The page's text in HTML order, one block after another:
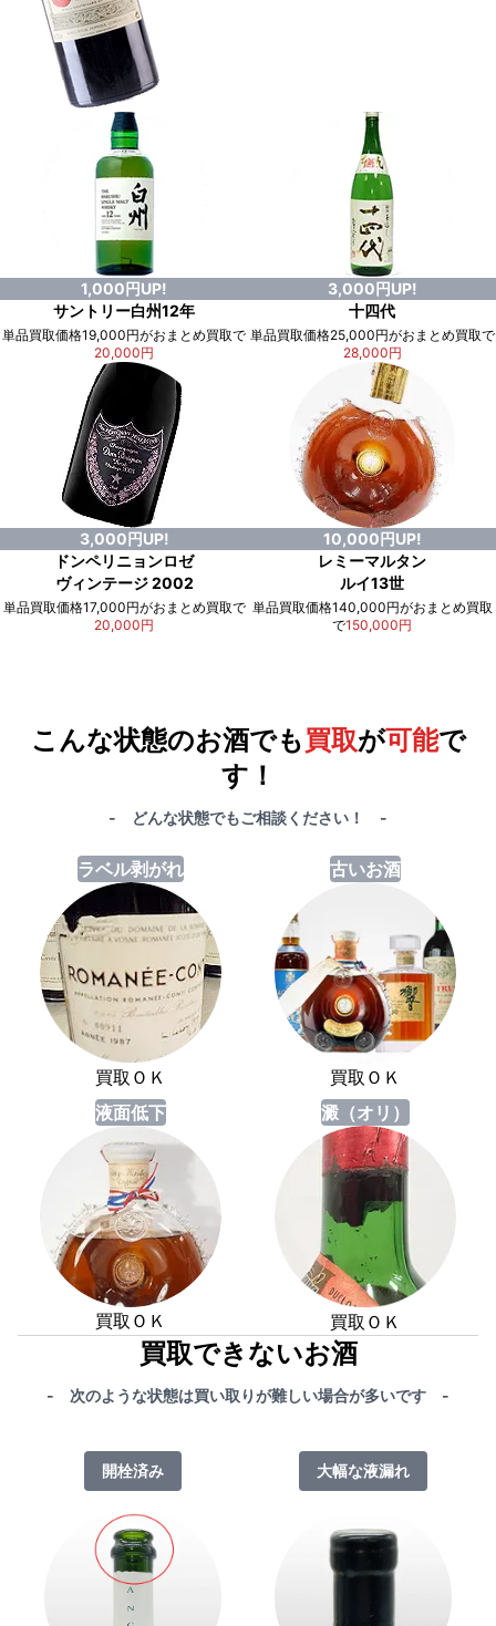
1,000円UP!
サントリー白州12年
単品買取価格19,000円がおまとめ買取で
20,000円
3,000円UP!
十四代
単品買取価格25,000円がおまとめ買取で
28,000円
3,000円UP!
ドンペリニョンロゼ
ヴィンテージ 2002
単品買取価格17,000円がおまとめ買取で
20,000円
10,000円UP!
レミーマルタン
ルイ13世
単品買取価格140,000円がおまとめ買取
で150,000円
こんな状態のお酒でも買取が可能で
す！
- どんな状態でもご相談ください！ -
ラベル剥がれ
買取ＯＫ
古いお酒
買取ＯＫ
液面低下
買取ＯＫ
澱（オリ）
買取ＯＫ
買取できないお酒
- 次のような状態は買い取りが難しい場合が多いです -
開栓済み 大幅な液漏れ